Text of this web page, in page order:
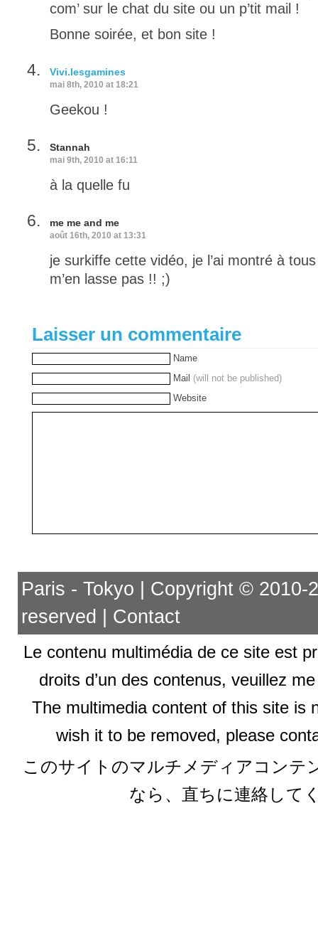
com’ sur le chat du site ou un p’tit mail !
Bonne soirée, et bon site !
Vivi.lesgamines
mai 8th, 2010 at 18:21
Geekou !
Stannah
mai 9th, 2010 at 16:11
à la quelle fu
me me and me
août 16th, 2010 at 13:31
je surkiffe cette vidéo, je l’ai montré à
m’en lasse pas !! ;)
Laisser un commentaire
Name
Mail (will not be published)
Website
Paris - Tokyo | Copyright ©
reserved | Contact
Le contenu multimédia de ce site est
droits d’un des contenus, veuillez
The multimedia content of this site is
wish it to be removed, please
このサイトのマルチメディアコンテ
なら、直ちに連絡して